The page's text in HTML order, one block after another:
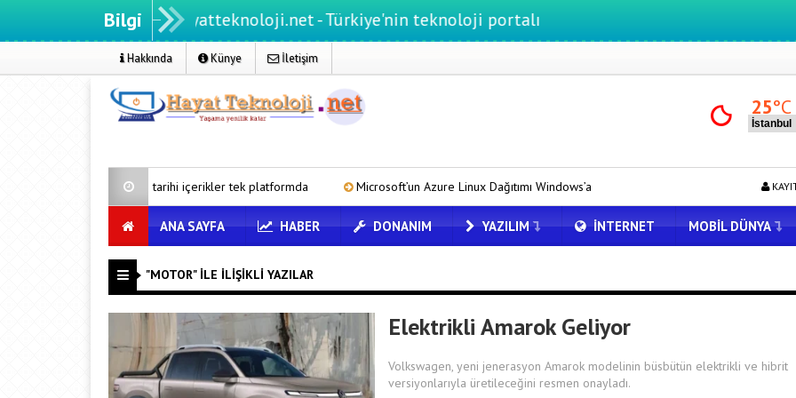
Bilgi
Hayatteknoloji.net - Türkiye'nin teknoloji portalı
Hakkında Künye İletişim
25°C
tarihi içerikler tek platformda Microsoft’un Azure Linux Dağıtımı Windows’a Geldi Tesla için Grok Türkiye’de! Model Y’de
ANA SAYFA HABER DONANIM YAZILIM İNTERNET MOBIL DÜNYA
"MOTOR" ILE İLIŞIKLI YAZILAR
Elektrikli Amarok Geliyor
Volkswagen, yeni jenerasyon Amarok modelinin büsbütün elektrikli ve hibrit
versiyonlarıyla üretileceğini resmen onayladı.